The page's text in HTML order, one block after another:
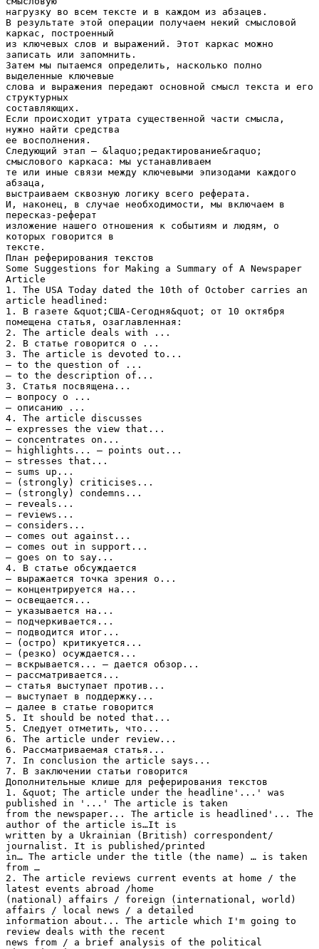
нагрузку во всем тексте и в каждом из абзацев.
В результате этой операции получаем некий смысловой
каркас, построенный
из ключевых слов и выражений. Этот каркас можно
записать или запомнить.
Затем мы пытаемся определить, насколько полно
выделенные ключевые
слова и выражения передают основной смысл текста и его
структурных
составляющих.
Если происходит утрата существенной части смысла,
нужно найти средства
ее восполнения.
Следующий этап – &laquo;редактирование&raquo;
смыслового каркаса: мы устанавливаем
те или иные связи между ключевыми эпизодами каждого
абзаца,
выстраиваем сквозную логику всего реферата.
И, наконец, в случае необходимости, мы включаем в
пересказ-реферат
изложение нашего отношения к событиям и людям, о
которых говорится в
тексте.
План реферирования текстов
Some Suggestions for Making а Summary of A Newspaper
Article
1. The USA Today dated the 10th of October carries an
article headlined:
1. В газете &quot;США-Сегодня&quot; от 10 октября
помещена статья, озаглавленная:
2. The article deals with ...
2. В статье говорится о ...
3. The article is devoted to...
– to the question of ...
– to the description of...
3. Статья посвящена...
– вопросу о ...
– описанию ...
4. The article discusses
– expresses the view that...
– concentrates on...
– highlights... – points out...
– stresses that...
– sums up...
– (strongly) criticises...
– (strongly) condemns...
– reveals...
– reviews...
– considers...
– comes out against...
– comes out in support...
– goes on to say...
4. В статье обсуждается
– выражается точка зрения о...
– концентрируется на...
– освещается...
– указывается на...
– подчеркивается...
– подводится итог...
– (остро) критикуется...
– (резко) осуждается...
– вскрывается... – дается обзор...
– рассматривается...
– статья выступает против...
– выступает в поддержку...
– далее в статье говорится
5. It should be noted that...
5. Следует отметить, что...
6. The article under review...
6. Рассматриваемая статья...
7. In conclusion the article says...
7. В заключении статьи говорится
Дополнительные клише для реферирования текстов
1. &quot; The article under the headline'...' was
published in '...' The article is taken
from the newspaper... The article is headlined'... The
author of the article is…It is
written by a Ukrainian (British) correspondent/
journalist. It is published/printed
in… The article under the title (the name) … is taken
from …
2. The article reviews current events at home / the
latest events abroad /home
(national) affairs / foreign (international, world)
affairs / local news / a detailed
information about... The article which I'm going to
review deals with the recent
news from / a brief analysis of the political